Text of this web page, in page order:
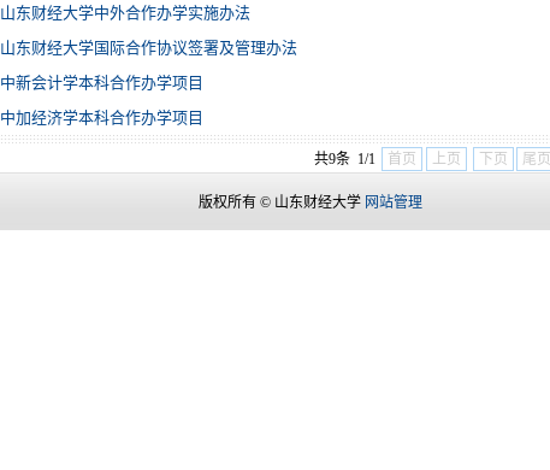
山东财经大学中外合作办学实施办法
山东财经大学国际合作协议签署及管理办法
中新会计学本科合作办学项目
中加经济学本科合作办学项目
共9条 1/1 首页 上页 下页 尾页
版权所有 © 山东财经大学 网站管理